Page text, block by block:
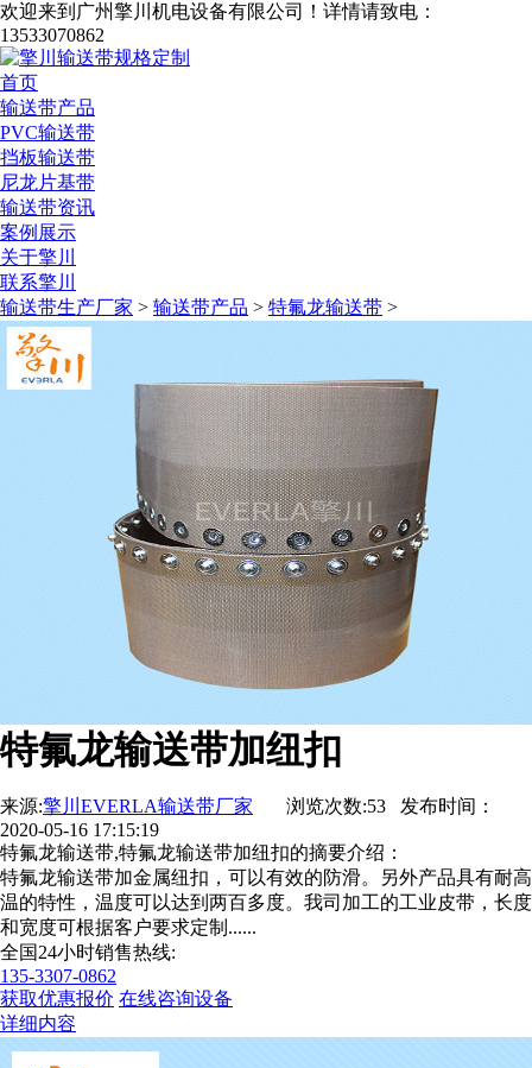
欢迎来到广州擎川机电设备有限公司！ 详情请致电：
13533070862
首页
输送带产品
PVC输送带
挡板输送带
尼龙片基带
输送带资讯
案例展示
关于擎川
联系擎川
输送带生产厂家 > 输送带产品 > 特氟龙输送带 >
特氟龙输送带加纽扣
来源:擎川EVERLA输送带厂家 浏览次数:53 发布时间：
2020-05-16 17:15:19
特氟龙输送带,特氟龙输送带加纽扣的摘要介绍：
特氟龙输送带加金属纽扣，可以有效的防滑。另外产品具有耐高
温的特性，温度可以达到两百多度。我司加工的工业皮带，长度
和宽度可根据客户要求定制......
全国24小时销售热线:
135-3307-0862
获取优惠报价 在线咨询设备
详细内容